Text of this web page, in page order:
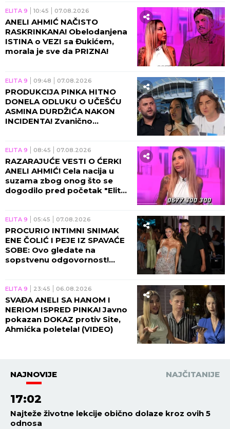
ELITA 9 10:45 07.08.2026
ANELI AHMIĆ NAČISTO
RASKRINKANA! Obelodanjena
ISTINA o VEZI sa Đukićem,
morala je sve da PRIZNA!
ELITA 9 09:48 07.08.2026
PRODUKCIJA PINKA HITNO
DONELA ODLUKU O UČEŠĆU
ASMINA DURDŽIĆA NAKON
INCIDENTA! Zvanično
pripravnosti!
ELITA 9 08:45 07.08.2026
RAZARAJUĆE VESTI O ĆERKI
ANELI AHMIĆ! Cela nacija u
suzama zbog onog što se
dogodilo pred početak "Elite
ELITA 9 05:45 07.08.2026
PROCURIO INTIMNI SNIMAK
ENE ČOLIĆ I PEJE IZ SPAVAĆE
SOBE: Ovo gledate na
sopstvenu odgovornost!
ELITA 9 23:45 06.08.2026
SVAĐA ANELI SA HANOM I
NERIOM ISPRED PINKA! Javno
pokazan DOKAZ protiv Site,
Ahmićka poletela! (VIDEO)
NAJNOVIJE NAJČITANIJE
17:02
Najteže životne lekcije obično dolaze kroz ovih 5
odnosa